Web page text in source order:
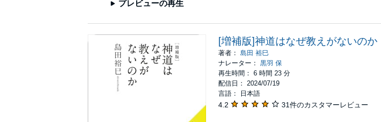
プレビューの再生
[増補版]神道はなぜ教えがないのか
著者： 島田 裕巳
ナレーター： 黒羽 保
再生時間： 6 時間 23 分
配信日： 2024/07/19
言語： 日本語
4.2 31件のカスタマーレビュー